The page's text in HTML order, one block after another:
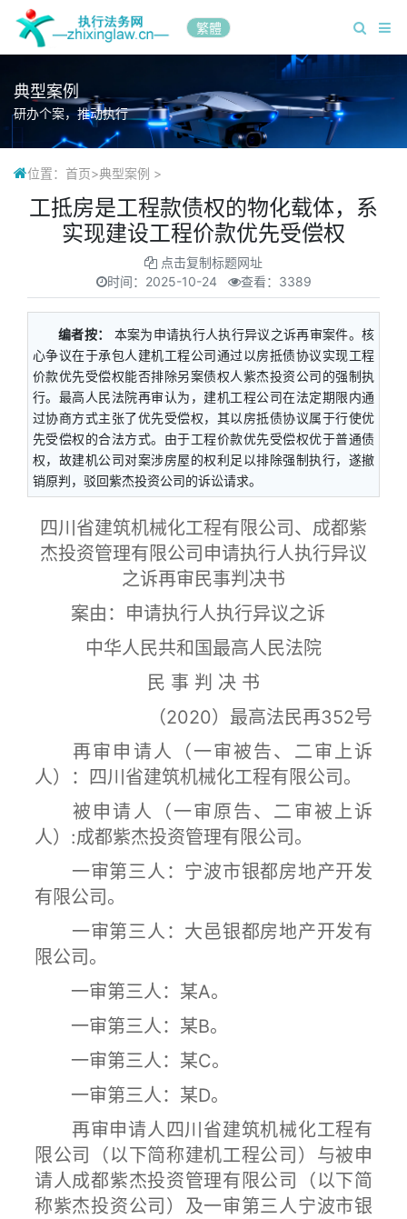
繁體
典型案例
研办个案，推动执行
位置： 首页>典型案例 >
工抵房是工程款债权的物化载体，系
实现建设工程价款优先受偿权
点击复制标题网址
时间： 2025-10-24 查看：3389
编者按：
本案为申请执行人执行异议之诉再审案件。核
心争议在于承包人建机工程公司通过以房抵债协议实现工程
价款优先受偿权能否排除另案债权人紫杰投资公司的强制执
行。最高人民法院再审认为，建机工程公司在法定期限内通
过协商方式主张了优先受偿权，其以房抵债协议属于行使优
先受偿权的合法方式。由于工程价款优先受偿权优于普通债
权，故建机公司对案涉房屋的权利足以排除强制执行，遂撤
销原判，驳回紫杰投资公司的诉讼请求。
四川省建筑机械化工程有限公司、成都紫
杰投资管理有限公司申请执行人执行异议
之诉再审民事判决书
案由 ： 申请执行人执行异议之诉
中华人民共和国最高人民法院
民 事 判 决 书
（2020）最高法民再352号
再审申请人（一审被告、二审上诉
人）：四川省建筑机械化工程有限公司。
被申请人（一审原告、二审被上诉
人）:成都紫杰投资管理有限公司。
一审第三人：宁波市银都房地产开发
有限公司。
一审第三人：大邑银都房地产开发有
限公司。
一审第三人：某A。
一审第三人：某B。
一审第三人：某C。
一审第三人：某D。
再审申请人四川省建筑机械化工程有
限公司（以下简称建机工程公司）与被申
请人成都紫杰投资管理有限公司（以下简
称紫杰投资公司）及一审第三人宁波市银